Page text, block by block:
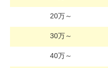
20万～
30万～
40万～